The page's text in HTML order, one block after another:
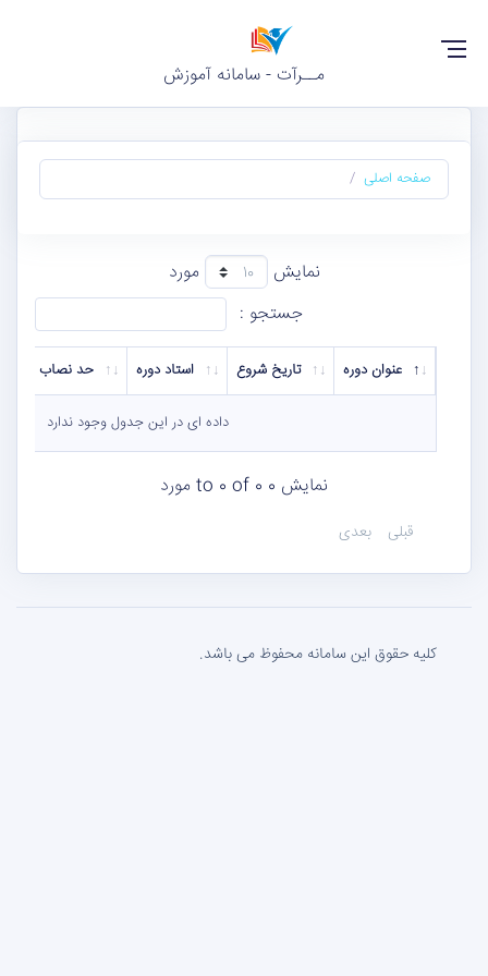
مــرآت - سامانه آموزش
صفحه اصلی
نمایش
مورد
جستجو :
عنوان دوره تاریخ شروع استاد دوره حد نصاب
داده ای در این جدول وجود ندارد
نمایش 0 to 0 of 0 مورد
قبلی بعدی
کلیه حقوق این سامانه محفوظ می باشد.